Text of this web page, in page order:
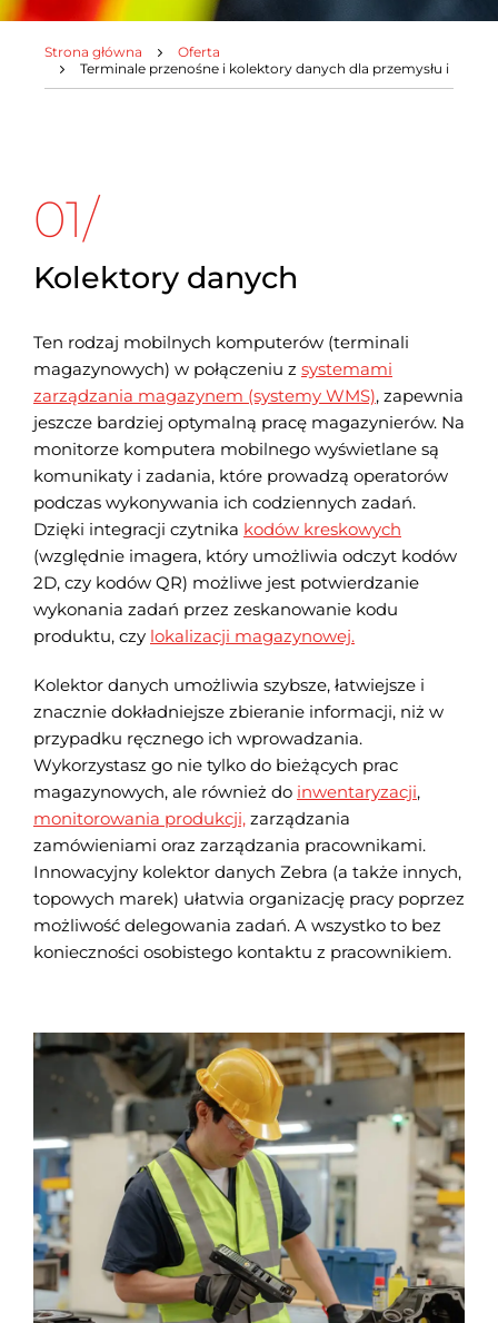
Jesteś tutaj:
Strona główna
Oferta
Terminale przenośne i kolektory danych dla przemysłu i
01/
Kolektory danych
Ten rodzaj mobilnych komputerów (terminali
magazynowych) w połączeniu z systemami
zarządzania magazynem (systemy WMS), zapewnia
jeszcze bardziej optymalną pracę magazynierów. Na
monitorze komputera mobilnego wyświetlane są
komunikaty i zadania, które prowadzą operatorów
podczas wykonywania ich codziennych zadań.
Dzięki integracji czytnika kodów kreskowych
(względnie imagera, który umożliwia odczyt kodów
2D, czy kodów QR) możliwe jest potwierdzanie
wykonania zadań przez zeskanowanie kodu
produktu, czy lokalizacji magazynowej.
Kolektor danych umożliwia szybsze, łatwiejsze i
znacznie dokładniejsze zbieranie informacji, niż w
przypadku ręcznego ich wprowadzania.
Wykorzystasz go nie tylko do bieżących prac
magazynowych, ale również do inwentaryzacji,
monitorowania produkcji, zarządzania
zamówieniami oraz zarządzania pracownikami.
Innowacyjny kolektor danych Zebra (a także innych,
topowych marek) ułatwia organizację pracy poprzez
możliwość delegowania zadań. A wszystko to bez
konieczności osobistego kontaktu z pracownikiem.